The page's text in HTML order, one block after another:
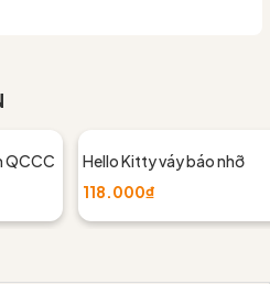
QCCC
Hello Kitty váy báo nhỡ
118.000₫